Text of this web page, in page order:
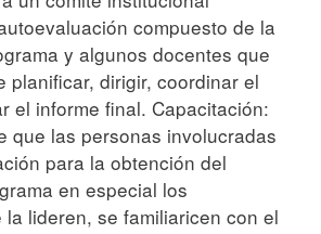
compuesto de la
y algunos docentes que
planificar, dirigir, coordinar el
el informe final. Capacitación:
que las personas involucradas
para la obtención del
en especial los
lideren, se familiaricen con el